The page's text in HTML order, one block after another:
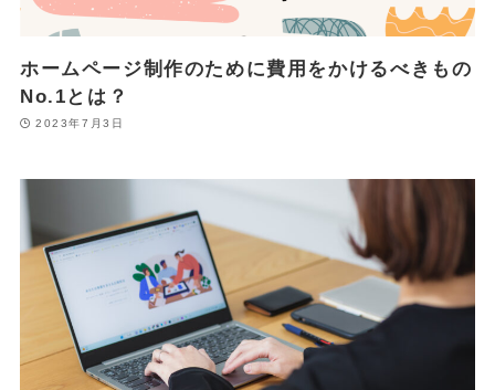
ホームページ制作のために費用をかけるべきもの
No.1とは？
2023年7月3日